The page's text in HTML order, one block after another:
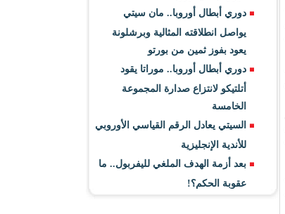
دوري أبطال أوروبا.. مان سيتي
يواصل انطلاقته المثالية وبرشلونة
يعود بفوز ثمين من بورتو
دوري أبطال أوروبا.. موراتا يقود
أتلتيكو لانتزاع صدارة المجموعة
الخامسة
السيتي يعادل الرقم القياسي الأوروبي
للأندية الإنجليزية
بعد أزمة الهدف الملغي لليفربول.. ما
عقوبة الحكم؟!